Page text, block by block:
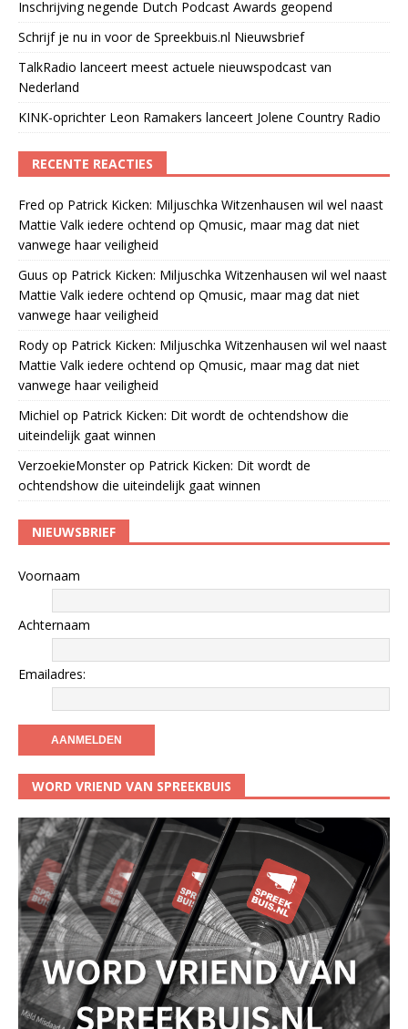
Inschrijving negende Dutch Podcast Awards geopend
Schrijf je nu in voor de Spreekbuis.nl Nieuwsbrief
TalkRadio lanceert meest actuele nieuwspodcast van
Nederland
KINK-oprichter Leon Ramakers lanceert Jolene Country Radio
RECENTE REACTIES
Fred op Patrick Kicken: Miljuschka Witzenhausen wil wel naast
Mattie Valk iedere ochtend op Qmusic, maar mag dat niet
vanwege haar veiligheid
Guus op Patrick Kicken: Miljuschka Witzenhausen wil wel naast
Mattie Valk iedere ochtend op Qmusic, maar mag dat niet
vanwege haar veiligheid
Rody op Patrick Kicken: Miljuschka Witzenhausen wil wel naast
Mattie Valk iedere ochtend op Qmusic, maar mag dat niet
vanwege haar veiligheid
Michiel op Patrick Kicken: Dit wordt de ochtendshow die
uiteindelijk gaat winnen
VerzoekieMonsterop Patrick Kicken: Dit wordt de
ochtendshow die uiteindelijk gaat winnen
NIEUWSBRIEF
Voornaam
Achternaam
Emailadres:
WORD VRIEND VAN SPREEKBUIS